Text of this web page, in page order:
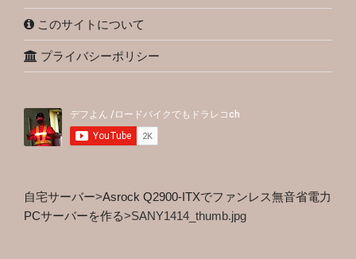
このサイトについて
プライバシーポリシー
自宅サーバー>Asrock Q2900-ITXでファンレス無音省電力
PCサーバーを作る>SANY1414_thumb.jpg